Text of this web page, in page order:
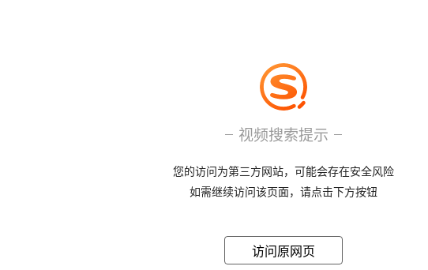
视频搜索提示
您的访问为第三方网站，可能会存在安全风险
如需继续访问该页面，请点击下方按钮
访问原网页